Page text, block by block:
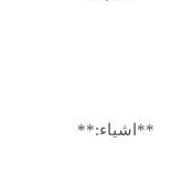
**اشیاء:**